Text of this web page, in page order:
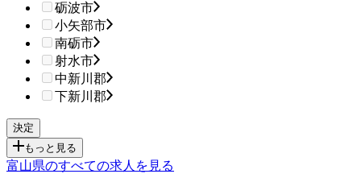
砺波市
小矢部市
南砺市
射水市
中新川郡
下新川郡
もっと見る
富山県のすべての求人を見る